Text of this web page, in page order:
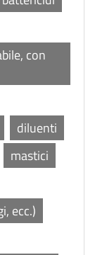
con
diluenti
mastici
ecc.)